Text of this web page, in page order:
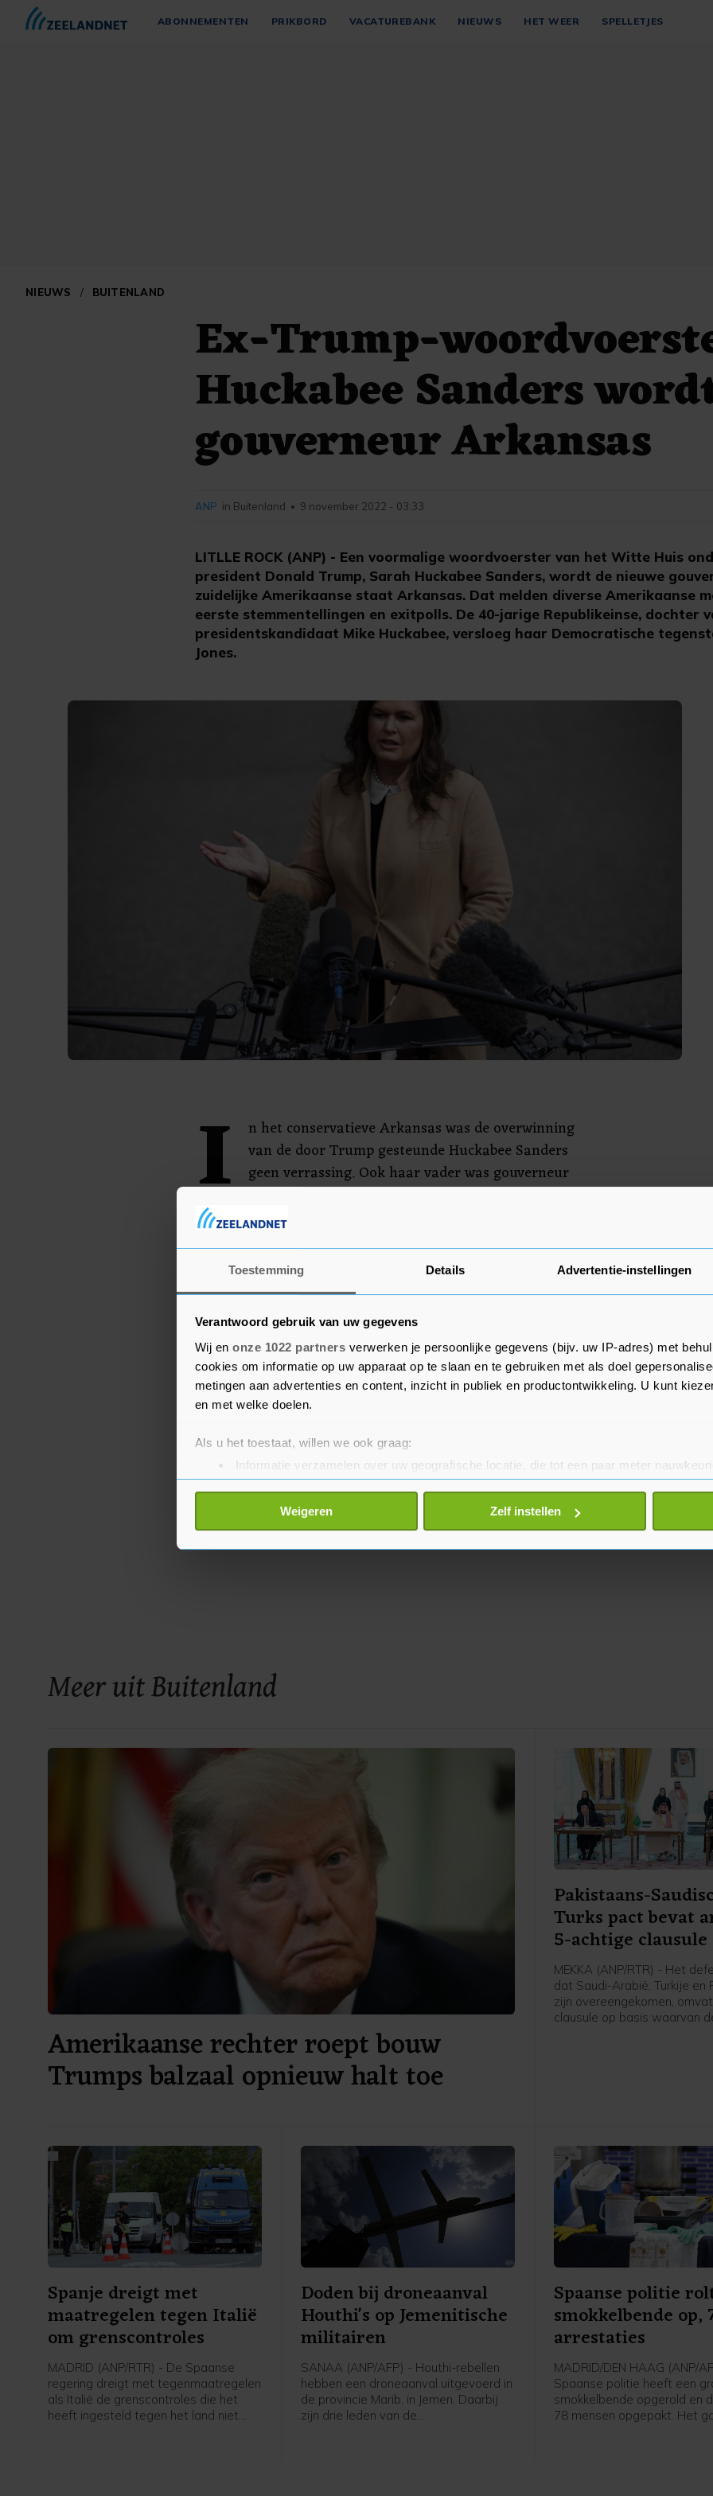
Toestemming Details Advertentie-instellingen
Verantwoord gebruik van uw gegevens
Wij en onze 1022 partners verwerken je persoonlijke gegevens (bijv. uw IP-adres) met
cookies om informatie op uw apparaat op te slaan en te gebruiken met als doel
metingen aan advertenties en content, inzicht in publiek en productontwikkeling. U kunt
en met welke doelen.
Als u het toestaat, willen we ook graag:
Informatie verzamelen over uw geografische locatie, die tot een paar meter
Uw apparaat identificeren door het actief te scannen op specifieke eigenschappen
Lees meer over hoe uw persoonlijke gegevens worden verwerkt en stel uw voorkeuren in het
toestemming op elk moment wijzigen of intrekken in de Cookieverklaring.
Weigeren Zelf instellen
ABONNEMENTEN PRIKBORD VACATUREBANK NIEUWS HET WEER SPELLETJES
NIEUWS / BUITENLAND
Ex-Trump-
Huckabee Sanders
gouverneur Arkansas
LITLLE ROCK (ANP) - Een voormalige woordvoerster van het Witte Huis
president Donald Trump, Sarah Huckabee Sanders, wordt de nieuwe
zuidelijke Amerikaanse staat Arkansas. Dat melden diverse Amerikaanse
eerste stemmentellingen en exitpolls. De 40-jarige Republikeinse, dochter
presidentskandidaat Mike Huckabee, versloeg haar Democratische
Jones.
ANP in Buitenland • 9 november 2022 - 03:33
I
n het conservatieve Arkansas was de overwinning
van de door Trump gesteunde Huckabee Sanders
geen verrassing. Ook haar vader was gouverneur
van Arkansas (1996-2007). Zelf was Huckabee
Sanders van 2017 tot 2019 de woordvoerster van het
beschuldigd van het verspreiden van onware of
misleidende verklaringen.
Meer uit Buitenland
Amerikaanse rechter roept bouw
Trumps balzaal opnieuw halt toe
Pakistaans-
Turks pact bevat
5-achtige clausule
MEKKA (ANP/RTR) - Het
dat Saudi-Arabië, Turkije en
zijn overeengekomen,
clausule op basis waarvan
NAVO. Ook worden
gemaakt over intensievere
defensiesamenwerking.
Spanje dreigt met
maatregelen tegen Italië
om grenscontroles
MADRID (ANP/RTR) - De Spaanse
regering dreigt met tegenmaatregelen
als Italië de grenscontroles die het
heeft ingesteld tegen het land niet
Doden bij droneaanval
Houthi's op Jemenitische
militairen
SANAA (ANP/AFP) - Houthi-rebellen
hebben een droneaanval uitgevoerd in
de provincie Marib, in Jemen. Daarbij
zijn drie leden van de
Spaanse politie
smokkelbende op,
arrestaties
MADRID/DEN HAAG (ANP/
Spaanse politie heeft een
smokkelbende opgerold en
78 mensen opgepakt. Het